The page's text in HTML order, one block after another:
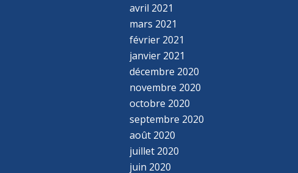
avril 2021
mars 2021
février 2021
janvier 2021
décembre 2020
novembre 2020
octobre 2020
septembre 2020
août 2020
juillet 2020
juin 2020